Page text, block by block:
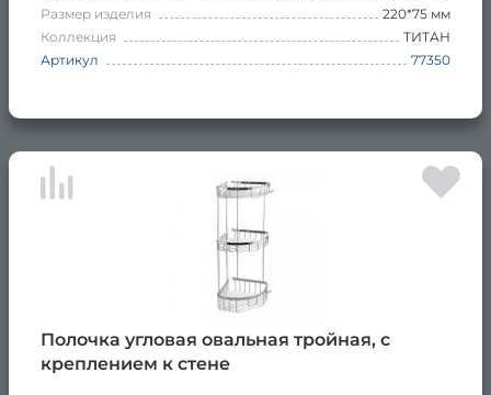
Размер изделия
220*75 мм
Коллекция
ТИТАН
Артикул
77350
Полочка угловая овальная тройная, с
креплением к стене